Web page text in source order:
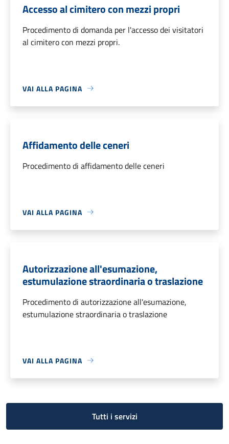
Accesso al cimitero con mezzi propri
Procedimento di domanda per l'accesso dei visitatori
al cimitero con mezzi propri.
VAI ALLA PAGINA
Affidamento delle ceneri
Procedimento di affidamento delle ceneri
VAI ALLA PAGINA
Autorizzazione all'esumazione,
estumulazione straordinaria o traslazione
Procedimento di autorizzazione all'esumazione,
estumulazione straordinaria o traslazione
VAI ALLA PAGINA
Tutti i servizi